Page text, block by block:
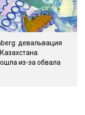
девальвация
из-за обвала